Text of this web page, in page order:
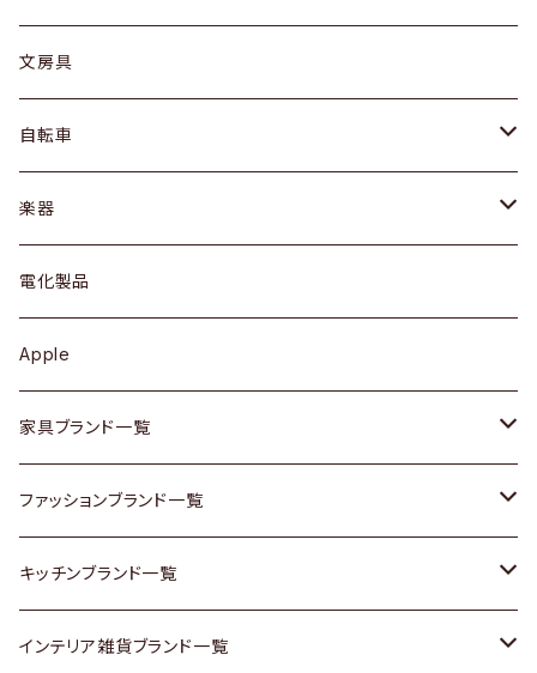
デスク / コンソール
ドレッサー
シェルフ
キュリオケース / 飾り棚
カップボード / 食器棚
チェスト
その他家具
Vintageヴィンテージ / Antiqueアンティーク
Designers / デザイナーズ
ピアス / イヤリング
バッグ
アウター
トップス
ワンピース
ボトムス
靴
スカーフ
腕時計
Vintage / ヴィンテージ
カップ / マグ
プレート / ボウル
カトラリー
ケトル / ティーポット
鍋 / フライパン
Vintage / ヴィンテージ
銀製品
和物 / 作家物
その他キッチン雑貨
文房具
自転車
dahon
楽器
ギター
ベース
その他楽器
電化製品
Apple
家具ブランド一覧
ACME Furniture / アクメ ファニチャー
ACTUS / アクタス
arflex / アルフレックス
ファッションブランド一覧
agnes b / アニエス ベー
BALLY / バリー
キッチンブランド一覧
ARABIA / アラビア
インテリア雑貨ブランド一覧